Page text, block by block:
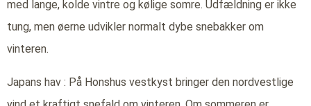
med lange, kolde vintre og kølige somre. Udfældning er ikke
tung, men øerne udvikler normalt dybe snebakker om
vinteren.
Japans hav : På Honshus vestkyst bringer den nordvestlige